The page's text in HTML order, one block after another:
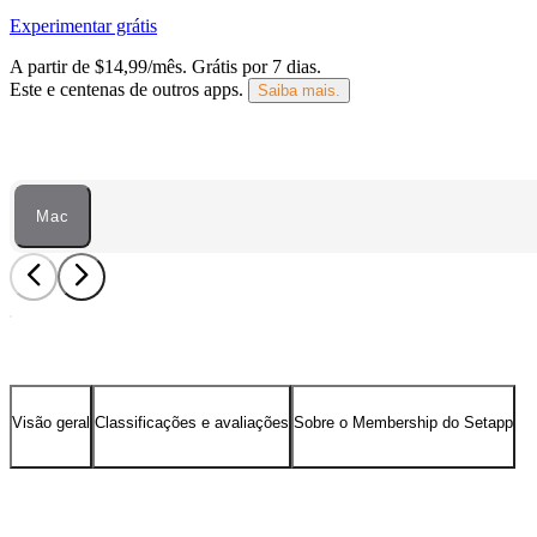
Experimentar grátis
A partir de $14,99/mês. Grátis por 7 dias.
Este e centenas de outros apps.
Saiba mais.
Mac
Visão geral Classificações e avaliações Sobre o Membership do Setapp